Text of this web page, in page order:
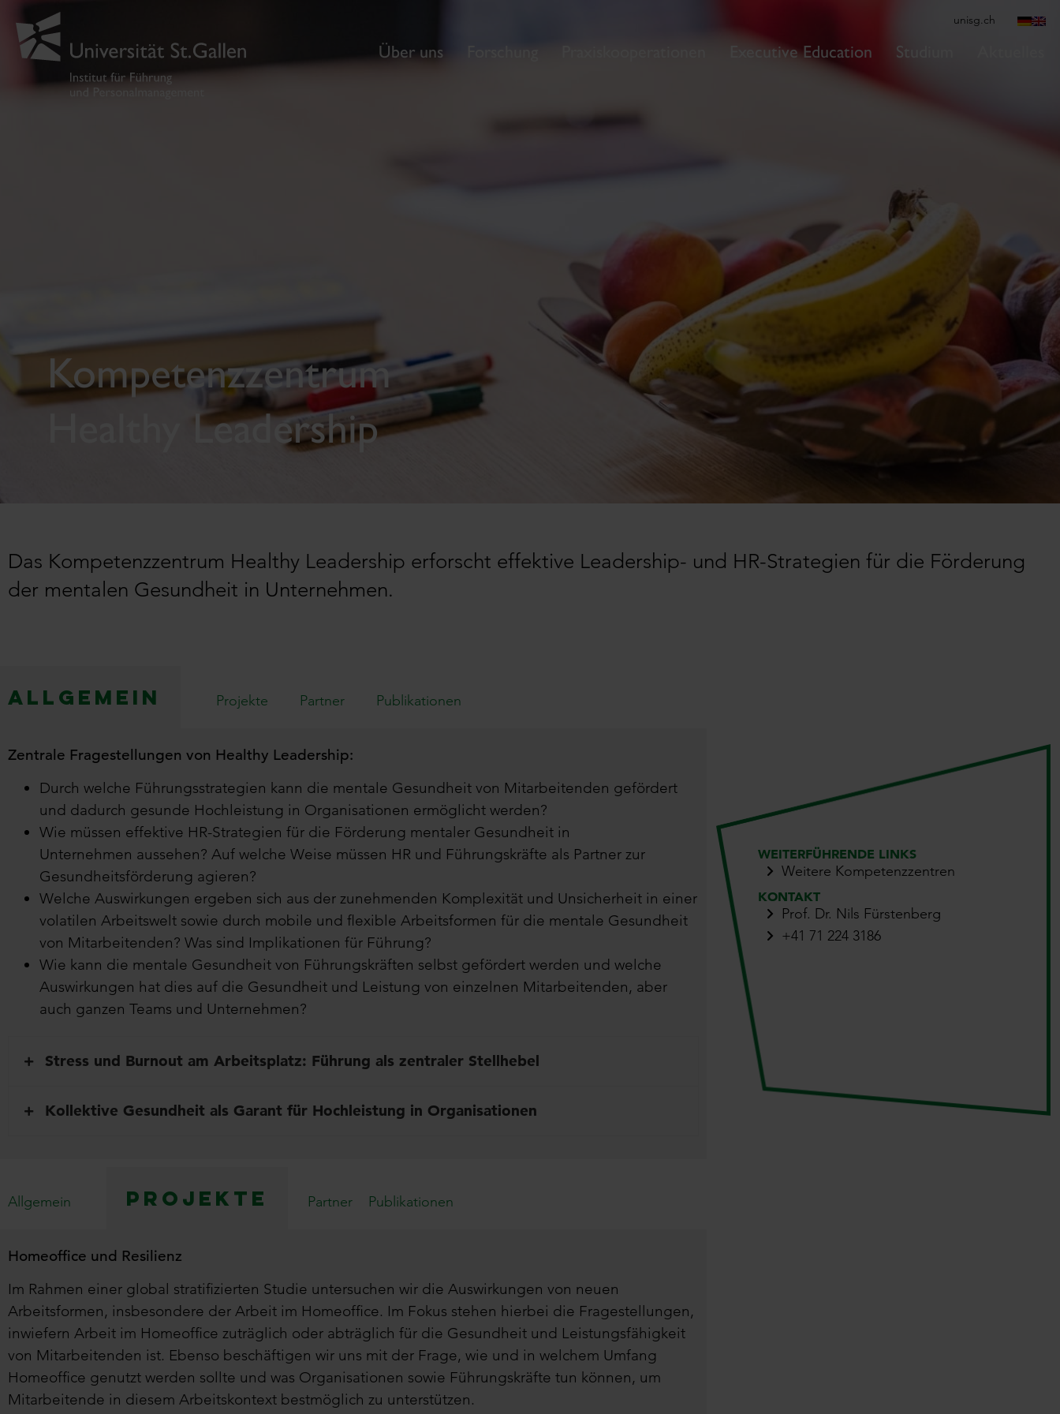
Über uns Executive Education Studium
unisg.ch
Kompetenzzentrum
Healthy Leadership
Das Kompetenzzentrum Healthy Leadership erforscht effektive Leadership- und HR-Strategien für die Förderung
der mentalen Gesundheit in Unternehmen.
Allgemein Projekte Partner Publikationen
Zentrale Fragestellungen von Healthy Leadership:
Durch welche Führungsstrategien kann die mentale Gesundheit von Mitarbeitenden gefördert
und dadurch gesunde Hochleistung in Organisationen ermöglicht werden?
Wie müssen effektive HR-Strategien für die Förderung mentaler Gesundheit in
Unternehmen aussehen? Auf welche Weise müssen HR und Führungskräfte als Partner zur
Gesundheitsförderung agieren?
Welche Auswirkungen ergeben sich aus der zunehmenden Komplexität und Unsicherheit in einer
volatilen Arbeitswelt sowie durch mobile und flexible Arbeitsformen für die mentale Gesundheit
von Mitarbeitenden? Was sind Implikationen für Führung?
Wie kann die mentale Gesundheit von Führungskräften selbst gefördert werden und welche
Auswirkungen hat dies auf die Gesundheit und Leistung von einzelnen Mitarbeitenden, aber
auch ganzen Teams und Unternehmen?
Stress und Burnout am Arbeitsplatz: Führung als zentraler Stellhebel
Kollektive Gesundheit als Garant für Hochleistung in Organisationen
WEITERFÜHRENDE LINKS
Weitere Kompetenzzentren
KONTAKT
Prof. Dr. Nils Fürstenberg
+41 71 224 3186
Allgemein Projekte Partner Publikationen
Homeoffice und Resilienz
Im Rahmen einer global stratifizierten Studie untersuchen wir die Auswirkungen von neuen
Arbeitsformen, insbesondere der Arbeit im Homeoffice. Im Fokus stehen hierbei die Fragestellungen,
inwiefern Arbeit im Homeoffice zuträglich oder abträglich für die Gesundheit und Leistungsfähigkeit
von Mitarbeitenden ist. Ebenso beschäftigen wir uns mit der Frage, wie und in welchem Umfang
Homeoffice genutzt werden sollte und was Organisationen sowie Führungskräfte tun können, um
Mitarbeitende in diesem Arbeitskontext bestmöglich zu unterstützen.